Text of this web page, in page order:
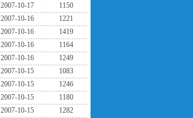
2007-10-17
1150
2007-10-16
1221
2007-10-16
1419
2007-10-16
1164
2007-10-16
1249
2007-10-15
1083
2007-10-15
1246
2007-10-15
1180
2007-10-15
1282